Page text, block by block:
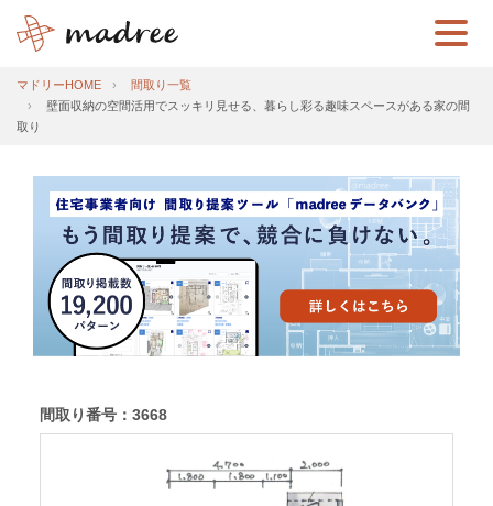
マドリーHOME
間取り一覧
壁面収納の空間活用でスッキリ見せる、暮らし彩る趣味スペースがある家の間
取り
間取り番号：3668